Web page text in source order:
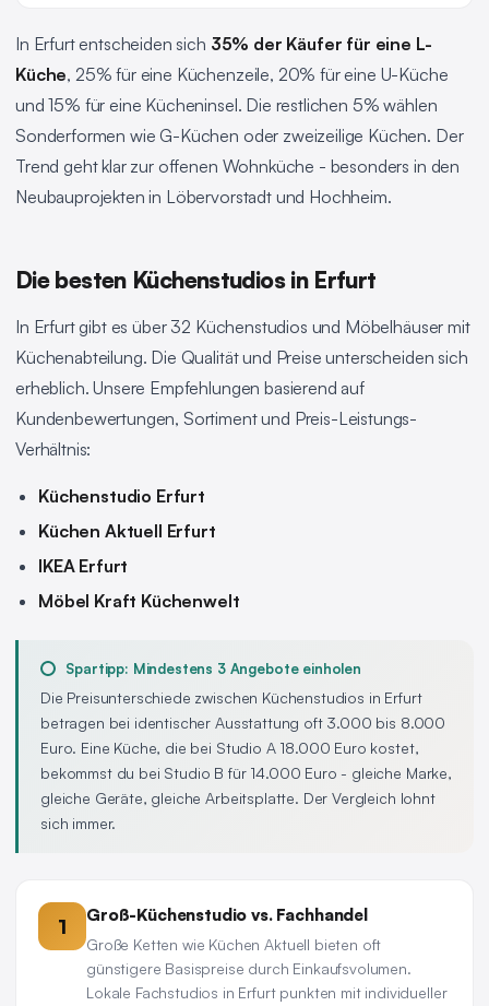
In Erfurt entscheiden sich 35% der Käufer für eine L-
Küche, 25% für eine Küchenzeile, 20% für eine U-Küche
und 15% für eine Kücheninsel. Die restlichen 5% wählen
Sonderformen wie G-Küchen oder zweizeilige Küchen. Der
Trend geht klar zur offenen Wohnküche - besonders in den
Neubauprojekten in Löbervorstadt und Hochheim.
Die besten Küchenstudios in Erfurt
In Erfurt gibt es über 32 Küchenstudios und Möbelhäuser mit
Küchenabteilung. Die Qualität und Preise unterscheiden sich
erheblich. Unsere Empfehlungen basierend auf
Kundenbewertungen, Sortiment und Preis-Leistungs-
Verhältnis:
Küchenstudio Erfurt
Küchen Aktuell Erfurt
IKEA Erfurt
Möbel Kraft Küchenwelt
Spartipp: Mindestens 3 Angebote einholen
Die Preisunterschiede zwischen Küchenstudios in Erfurt
betragen bei identischer Ausstattung oft 3.000 bis 8.000
Euro. Eine Küche, die bei Studio A 18.000 Euro kostet,
bekommst du bei Studio B für 14.000 Euro - gleiche Marke,
gleiche Geräte, gleiche Arbeitsplatte. Der Vergleich lohnt
sich immer.
1 Groß-Küchenstudio vs. Fachhandel
Große Ketten wie Küchen Aktuell bieten oft
günstigere Basispreise durch Einkaufsvolumen.
Lokale Fachstudios in Erfurt punkten mit individueller